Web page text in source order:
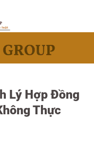
Lý Hợp Đồng
Thực